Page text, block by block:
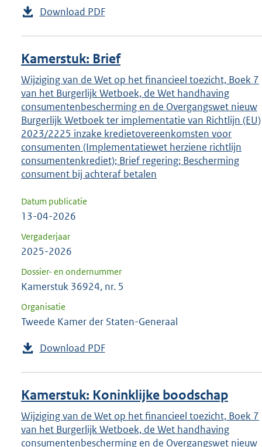
Download PDF
Kamerstuk: Brief
Wijziging van de Wet op het financieel toezicht, Boek 7
van het Burgerlijk Wetboek, de Wet handhaving
consumentenbescherming en de Overgangswet nieuw
Burgerlijk Wetboek ter implementatie van Richtlijn (EU)
2023/2225 inzake kredietovereenkomsten voor
consumenten (Implementatiewet herziene richtlijn
consumentenkrediet); Brief regering; Bescherming
consument bij achteraf betalen
Datum publicatie
13-04-2026
Vergaderjaar
2025-2026
Dossier- en ondernummer
Kamerstuk 36924, nr. 5
Organisatie
Tweede Kamer der Staten-Generaal
Download PDF
Kamerstuk: Koninklijke boodschap
Wijziging van de Wet op het financieel toezicht, Boek 7
van het Burgerlijk Wetboek, de Wet handhaving
consumentenbescherming en de Overgangswet nieuw